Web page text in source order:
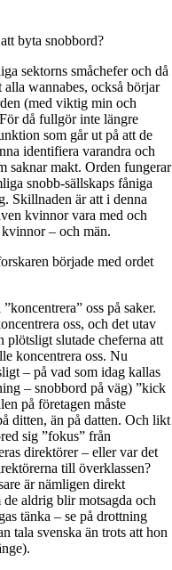
byta snobbord?
sektorns småchefer och då
alla wannabes, också börjar
(med viktig min och
då fullgör inte längre
som går ut på att de
identifiera varandra och
saknar makt. Orden fungerar
snobb-sällskaps fåniga
Skillnaden är att i denna
kvinnor vara med och
– och män.
började med ordet
oss på saker.
oss, och det utav
plötsligt slutade cheferna att
koncentrera oss. Nu
– på vad som idag kallas
– snobbord på väg) ”kick
på företagen måste
ditten, än på datten. Och likt
sig ”fokus” från
direktörer – eller var det
till överklassen?
är nämligen direkt
aldrig blir motsagda och
tänka – se på drottning
tala svenska än trots att hon